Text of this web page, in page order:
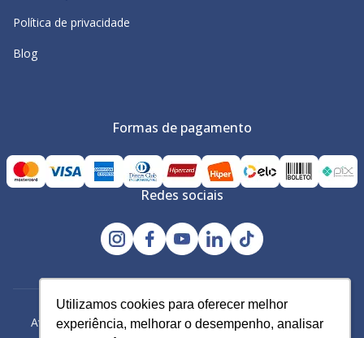
Utilizamos cookies para oferecer melhor
experiência, melhorar o desempenho, analisar
Utilizamos cookies para oferecer melhor
experiência, melhorar o desempenho, analisar
Política de privacidade
Blog
Formas de pagamento
Redes sociais
Avacy Distribuidora e Comércio de Calçados Ltda | CNPJ: